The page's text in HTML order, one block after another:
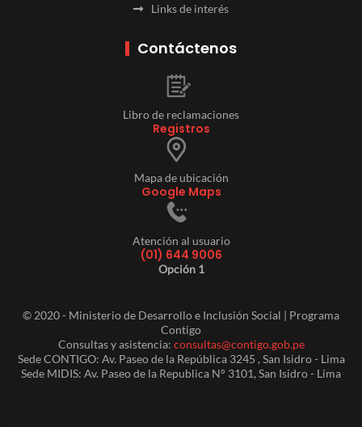
Links de interés
Contáctenos
Libro de reclamaciones
Registros
Mapa de ubicación
Google Maps
Atención al usuario
(01) 644 9006
Opción 1
© 2020 - Ministerio de Desarrollo e Inclusión Social | Programa
Contigo
Consultas y asistencia: consultas@contigo.gob.pe
Sede CONTIGO: Av. Paseo de la República 3245 , San Isidro - Lima
Sede MIDIS: Av. Paseo de la Republica N° 3101, San Isidro - Lima